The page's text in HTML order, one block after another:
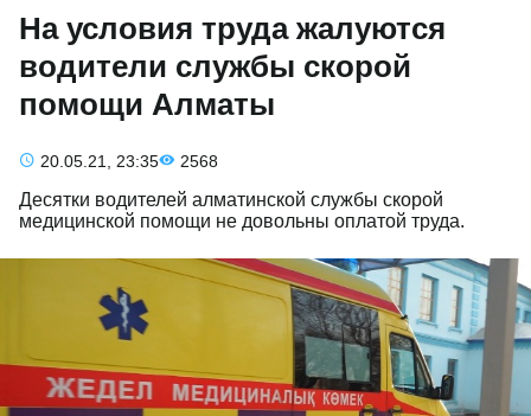
На условия труда жалуются
водители службы скорой
помощи Алматы
20.05.21, 23:35 2568
Десятки водителей алматинской службы скорой
медицинской помощи не довольны оплатой труда.